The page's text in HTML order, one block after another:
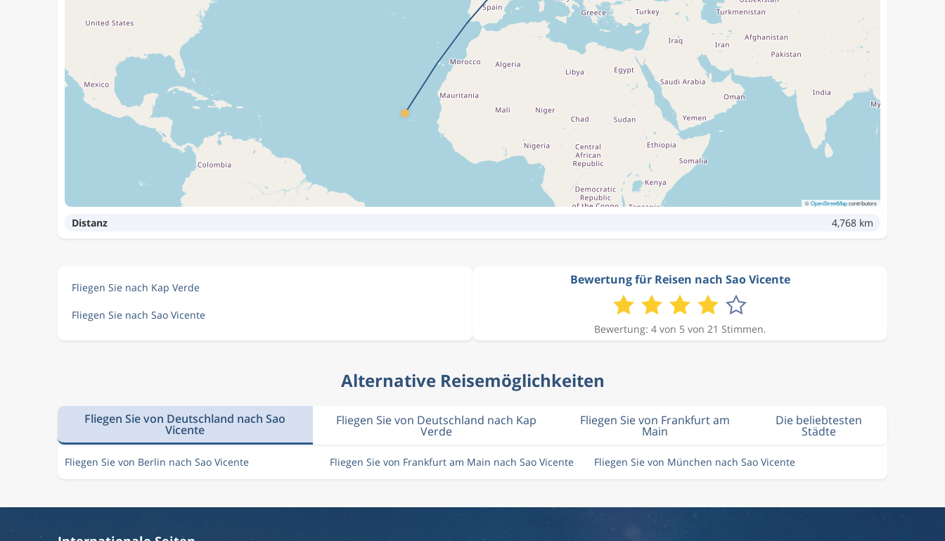
©OpenStreetMapcontributors
Distanz 4,768 km
Fliegen Sie nach Kap Verde
Fliegen Sie nach Sao Vicente
Bewertung für Reisen nach Sao Vicente
Bewertung: 4 von 5 von 21 Stimmen.
Alternative Reisemöglichkeiten
Fliegen Sie von Deutschland nach Sao
Vicente
Fliegen Sie von Deutschland nach Kap
Verde
Fliegen Sie von Frankfurt am
Main
Die beliebtesten
Städte
Fliegen Sie von Berlin nach Sao Vicente Fliegen Sie von Frankfurt am Main nach Sao Vicente Fliegen Sie von München nach Sao Vicente